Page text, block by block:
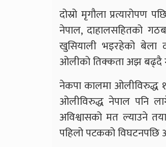
दोस्रो मृगौला प्रत्यारोपण
नेपाल, दाहालसहितको
खुसियाली भइरहेको बेला
ओलीको तिक्कता अझ बढ्दै
नेकपा कालमा ओलीविरुद्ध
ओलीविरुद्ध नेपाल पनि
अविश्वासको मत ल्याउने
पहिलो पटकको विघटनपछि